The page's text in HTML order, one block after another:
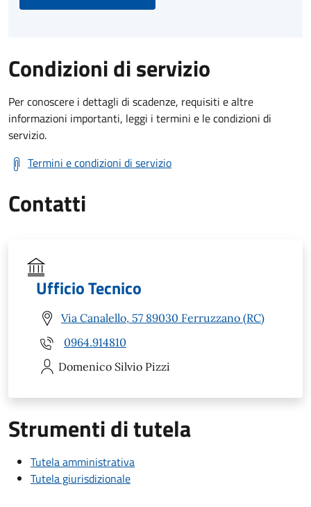
Condizioni di servizio
Per conoscere i dettagli di scadenze, requisiti e altre
informazioni importanti, leggi i termini e le condizioni di
servizio.
Termini e condizioni di servizio
Contatti
Ufficio Tecnico
Via Canalello, 57 89030 Ferruzzano (RC)
0964.914810
Domenico Silvio Pizzi
Strumenti di tutela
Tutela amministrativa
Tutela giurisdizionale